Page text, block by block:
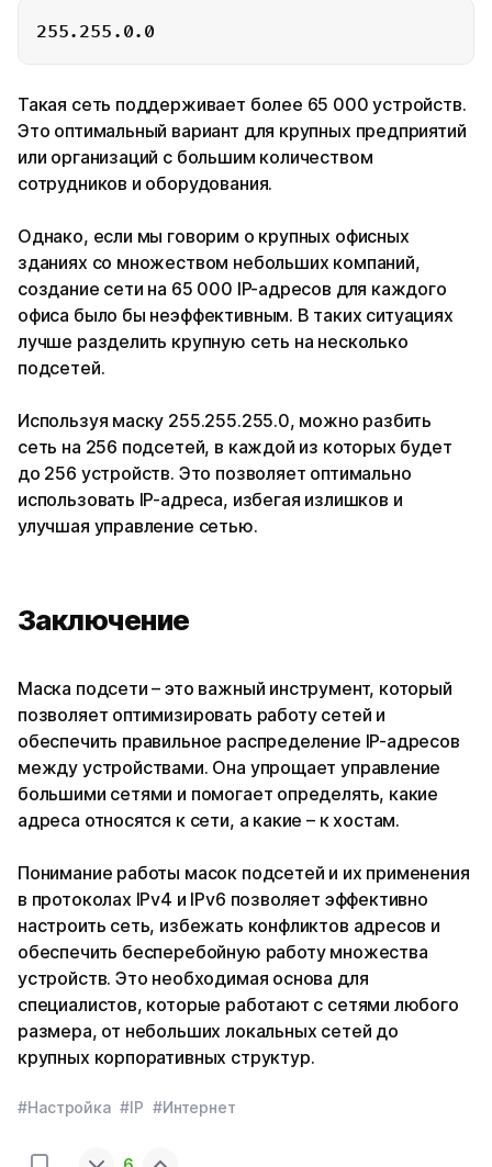
Такая сеть поддерживает более 65 000 устройств.
Это оптимальный вариант для крупных предприятий
или организаций с большим количеством
сотрудников и оборудования.
Однако, если мы говорим о крупных офисных
зданиях со множеством небольших компаний,
создание сети на 65 000 IP-адресов для каждого
офиса было бы неэффективным. В таких ситуациях
лучше разделить крупную сеть на несколько
подсетей.
Используя маску 255.255.255.0, можно разбить
сеть на 256 подсетей, в каждой из которых будет
до 256 устройств. Это позволяет оптимально
использовать IP-адреса, избегая излишков и
улучшая управление сетью.
Заключение
Маска подсети – это важный инструмент, который
позволяет оптимизировать работу сетей и
обеспечить правильное распределение IP-адресов
между устройствами. Она упрощает управление
большими сетями и помогает определять, какие
адреса относятся к сети, а какие – к хостам.
Понимание работы масок подсетей и их применения
в протоколах IPv4 и IPv6 позволяет эффективно
настроить сеть, избежать конфликтов адресов и
обеспечить бесперебойную работу множества
устройств. Это необходимая основа для
специалистов, которые работают с сетями любого
размера, от небольших локальных сетей до
крупных корпоративных структур.
#Настройка #IP #Интернет